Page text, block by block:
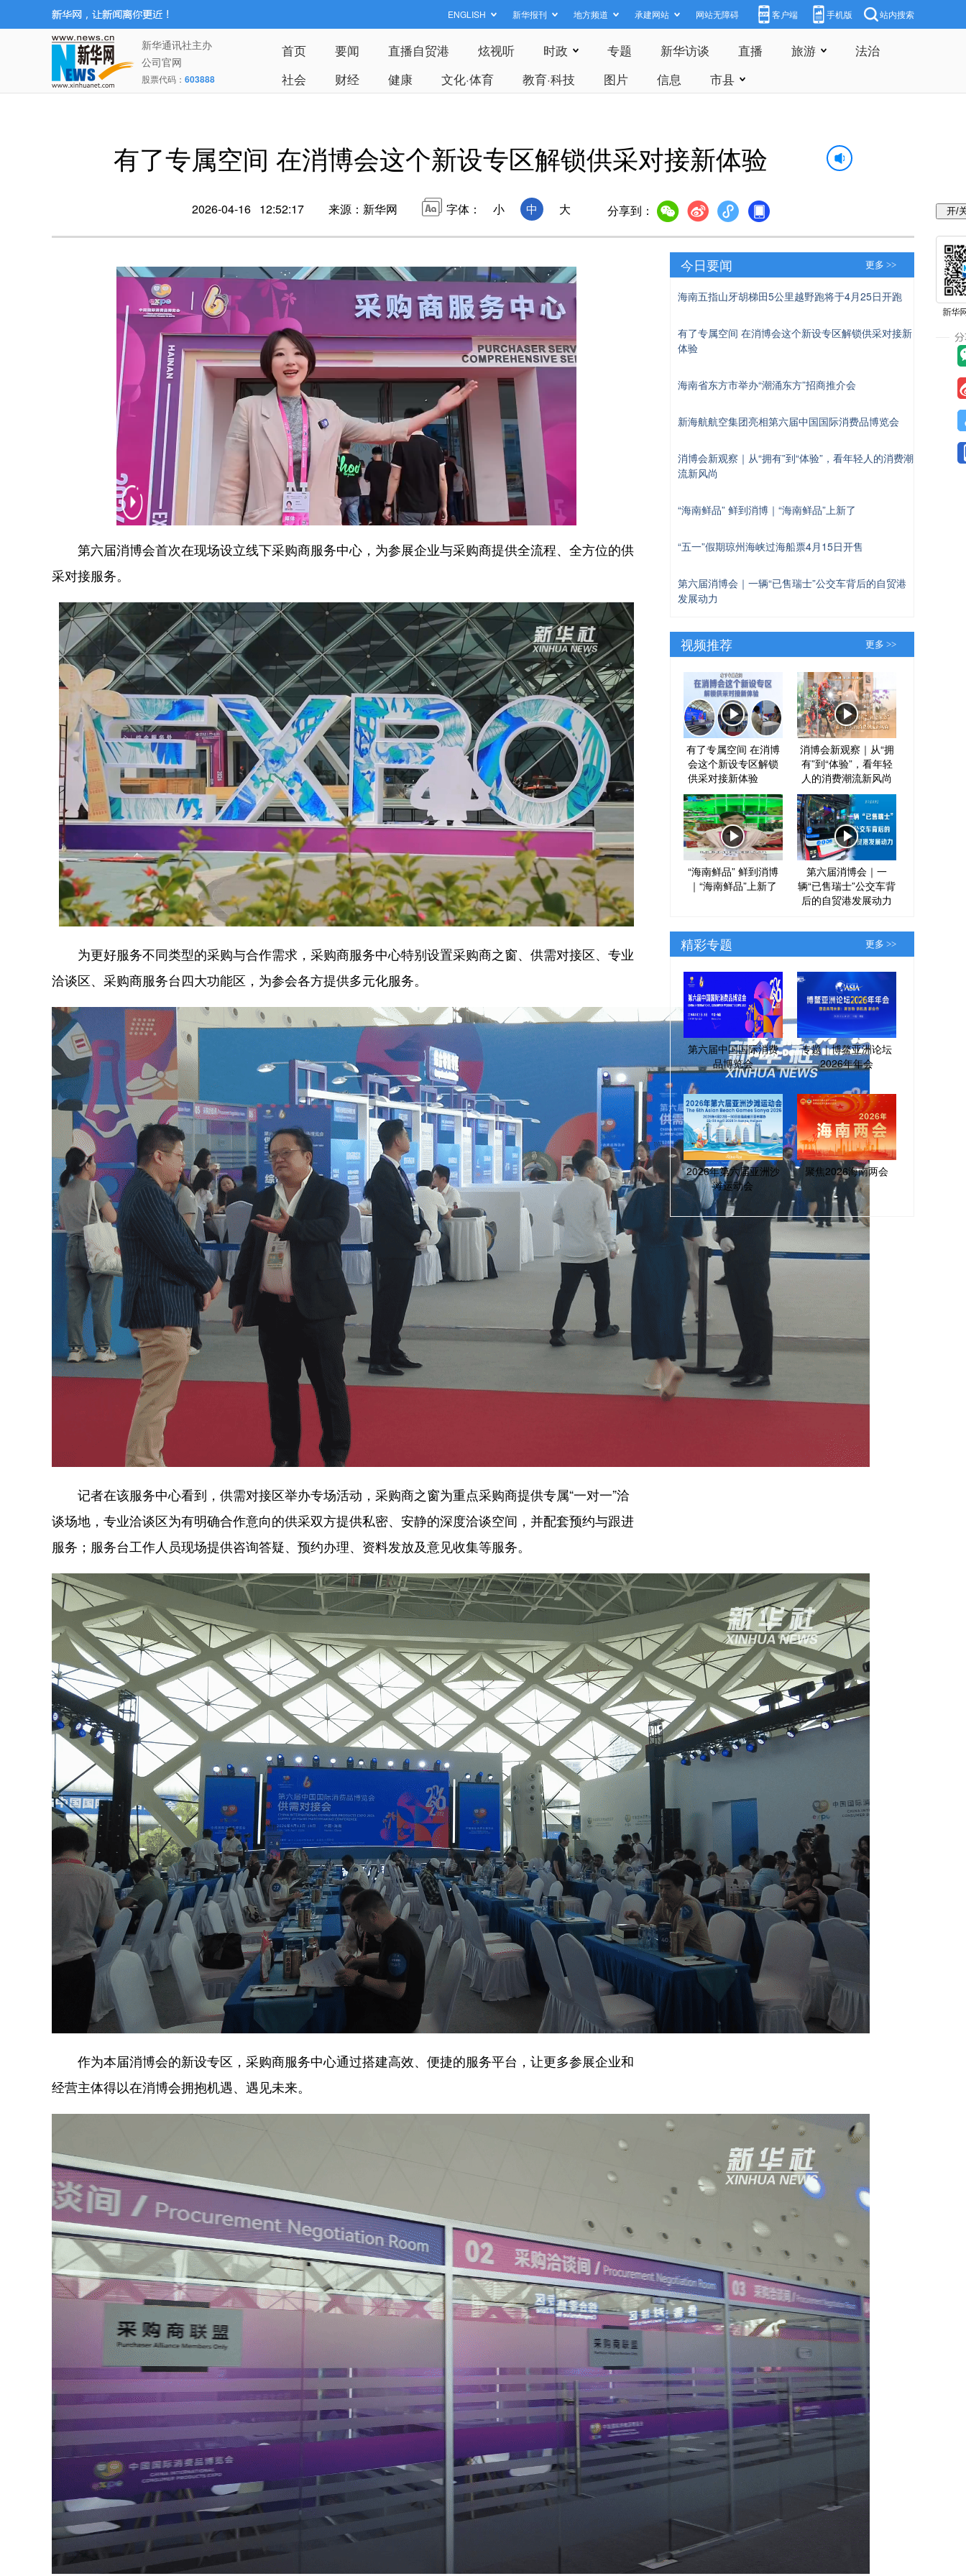
ENGLISH 新华报刊 地方频道 承建网站 网站无障碍 客户端 手机版 站内搜索
新华通讯社主办
公司官网
股票代码： 603888
首页 要闻 直播自贸港 炫视听 时政 专题 新华访谈 直播 旅游
法治
社会
财经 健康 文化·体育 教育·科技 图片 信息 市县
有了专属空间 在消博会这个新设专区解锁供采对接新体验
2026-04-16 12:52:17 来源：新华网 字体： 小 中 大 分享到：
第六届消博会首次在现场设立线下采购商服务中心，为参展企业与采购商提供全流程、全方位的供
采对接服务。
为更好服务不同类型的采购与合作需求，采购商服务中心特别设置采购商之窗、供需对接区、专业
洽谈区、采购商服务台四大功能区，为参会各方提供多元化服务。
记者在该服务中心看到，供需对接区举办专场活动，采购商之窗为重点采购商提供专属“一对一”洽
谈场地，专业洽谈区为有明确合作意向的供采双方提供私密、安静的深度洽谈空间，并配套预约与跟进
服务；服务台工作人员现场提供咨询答疑、预约办理、资料发放及意见收集等服务。
作为本届消博会的新设专区，采购商服务中心通过搭建高效、便捷的服务平台，让更多参展企业和
经营主体得以在消博会拥抱机遇、遇见未来。
今日要闻 更多 >>
海南五指山牙胡梯田5公里越野跑将于4月25日开跑
有了专属空间 在消博会这个新设专区解锁供采对接新
体验
海南省东方市举办“潮涌东方”招商推介会
新海航航空集团亮相第六届中国国际消费品博览会
消博会新观察｜从“拥有”到“体验”，看年轻人的消费潮
流新风尚
“海南鲜品” 鲜到消博｜“海南鲜品”上新了
“五一”假期琼州海峡过海船票4月15日开售
第六届消博会｜一辆“已售瑞士”公交车背后的自贸港
发展动力
视频推荐 更多 >>
有了专属空间 在消博
会这个新设专区解锁
供采对接新体验
消博会新观察｜从“拥
有”到“体验”，看年轻
人的消费潮流新风尚
“海南鲜品” 鲜到消博
｜“海南鲜品”上新了
第六届消博会｜一
辆“已售瑞士”公交车背
后的自贸港发展动力
精彩专题 更多 >>
第六届中国国际消费
品博览会
专题｜博鳌亚洲论坛
2026年年会
2026年第六届亚洲沙
滩运动会
聚焦2026海南两会